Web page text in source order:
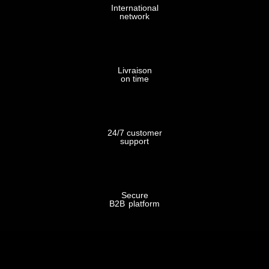
FORMATS
International
network
Livraison
on time
24/7 customer
support
Secure
B2B platform